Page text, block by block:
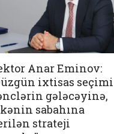
Anar Eminov:
ixtisas seçimi
gələcəyinə,
sabahına
strateji